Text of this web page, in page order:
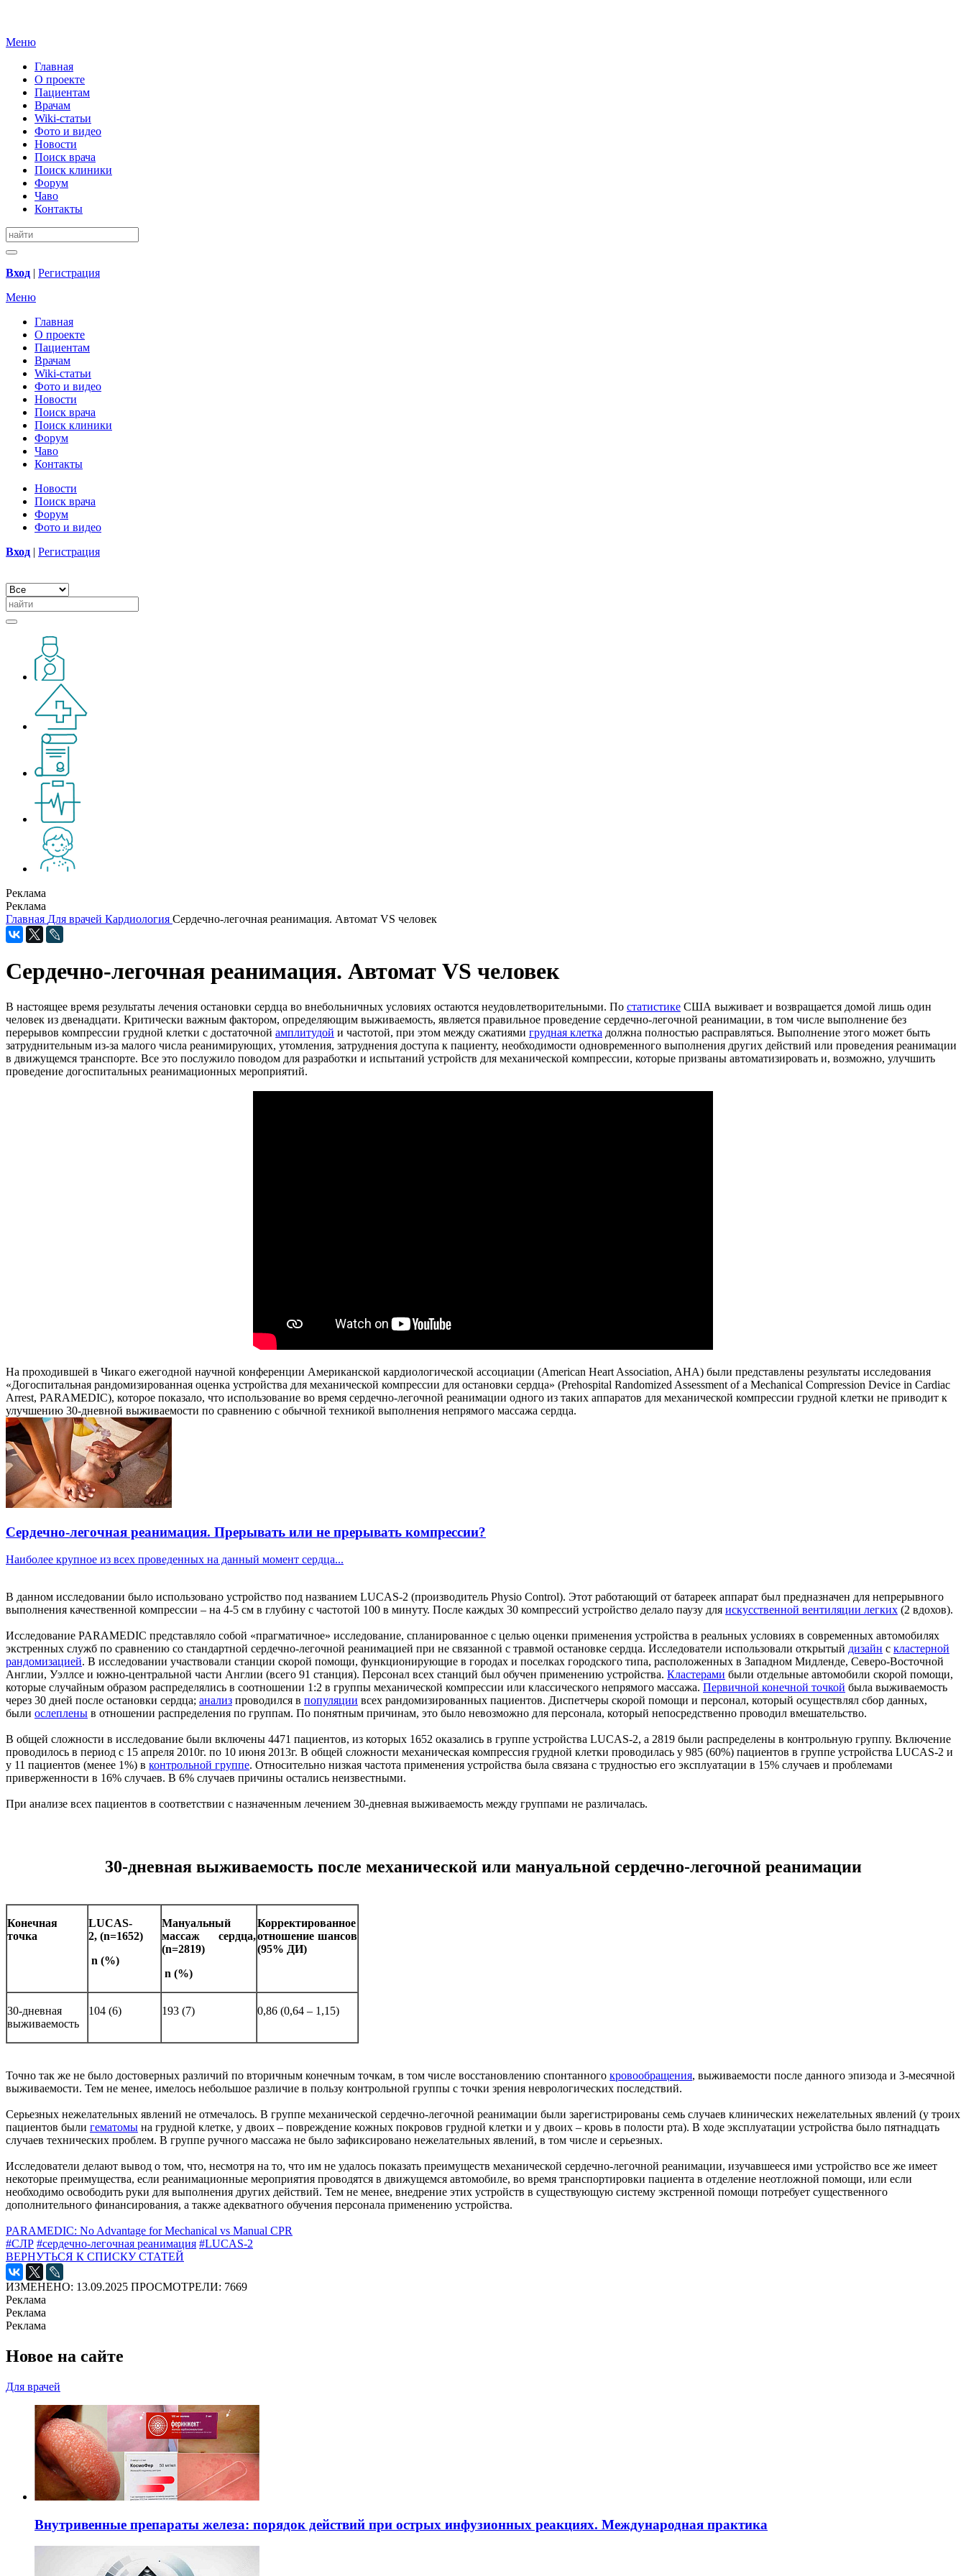
Меню
Главная
О проекте
Пациентам
Врачам
Wiki-статьи
Фото и видео
Новости
Поиск врача
Поиск клиники
Форум
Чаво
Контакты
Вход | Регистрация
Меню
Главная
О проекте
Пациентам
Врачам
Wiki-статьи
Фото и видео
Новости
Поиск врача
Поиск клиники
Форум
Чаво
Контакты
Новости
Поиск врача
Форум
Фото и видео
Вход | Регистрация
Реклама
Реклама
Главная Для врачей Кардиология Сердечно-легочная реанимация. Автомат VS человек
Сердечно-легочная реанимация. Автомат VS человек
В настоящее время результаты лечения остановки сердца во внебольничных условиях остаются неудовлетворительными. По статистике США выживает и возвращается домой лишь один
человек из двенадцати. Критически важным фактором, определяющим выживаемость, является правильное проведение сердечно-легочной реанимации, в том числе выполнение без
перерывов компрессии грудной клетки с достаточной амплитудой и частотой, при этом между сжатиями грудная клетка должна полностью расправляться. Выполнение этого может быть
затруднительным из-за малого числа реанимирующих, утомления, затруднения доступа к пациенту, необходимости одновременного выполнения других действий или проведения реанимации
в движущемся транспорте. Все это послужило поводом для разработки и испытаний устройств для механической компрессии, которые призваны автоматизировать и, возможно, улучшить
проведение догоспитальных реанимационных мероприятий.
На проходившей в Чикаго ежегодной научной конференции Американской кардиологической ассоциации (American Heart Association, AHA) были представлены результаты исследования
«Догоспитальная рандомизированная оценка устройства для механической компрессии для остановки сердца» (Prehospital Randomized Assessment of a Mechanical Compression Device in Cardiac
Arrest, PARAMEDIC), которое показало, что использование во время сердечно-легочной реанимации одного из таких аппаратов для механической компрессии грудной клетки не приводит к
улучшению 30-дневной выживаемости по сравнению с обычной техникой выполнения непрямого массажа сердца.
Сердечно-легочная реанимация. Прерывать или не прерывать компрессии?
Наиболее крупное из всех проведенных на данный момент сердца...
В данном исследовании было использовано устройство под названием LUCAS-2 (производитель Physio Control). Этот работающий от батареек аппарат был предназначен для непрерывного
выполнения качественной компрессии – на 4-5 см в глубину с частотой 100 в минуту. После каждых 30 компрессий устройство делало паузу для искусственной вентиляции легких (2 вдохов).
Исследование PARAMEDIC представляло собой «прагматичное» исследование, спланированное с целью оценки применения устройства в реальных условиях в современных автомобилях
экстренных служб по сравнению со стандартной сердечно-легочной реанимацией при не связанной с травмой остановке сердца. Исследователи использовали открытый дизайн с кластерной
рандомизацией. В исследовании участвовали станции скорой помощи, функционирующие в городах и поселках городского типа, расположенных в Западном Мидленде, Северо-Восточной
Англии, Уэллсе и южно-центральной части Англии (всего 91 станция). Персонал всех станций был обучен применению устройства. Кластерами были отдельные автомобили скорой помощи,
которые случайным образом распределялись в соотношении 1:2 в группы механической компрессии или классического непрямого массажа. Первичной конечной точкой была выживаемость
через 30 дней после остановки сердца; анализ проводился в популяции всех рандомизированных пациентов. Диспетчеры скорой помощи и персонал, который осуществлял сбор данных,
были ослеплены в отношении распределения по группам. По понятным причинам, это было невозможно для персонала, который непосредственно проводил вмешательство.
В общей сложности в исследование были включены 4471 пациентов, из которых 1652 оказались в группе устройства LUCAS-2, а 2819 были распределены в контрольную группу. Включение
проводилось в период с 15 апреля 2010г. по 10 июня 2013г. В общей сложности механическая компрессия грудной клетки проводилась у 985 (60%) пациентов в группе устройства LUCAS-2 и
у 11 пациентов (менее 1%) в контрольной группе. Относительно низкая частота применения устройства была связана с трудностью его эксплуатации в 15% случаев и проблемами
приверженности в 16% случаев. В 6% случаев причины остались неизвестными.
При анализе всех пациентов в соответствии с назначенным лечением 30-дневная выживаемость между группами не различалась.
30-дневная выживаемость после механической или мануальной сердечно-легочной реанимации
Конечная
точка
LUCAS-
2, (n=1652)
n (%)
Мануальный
массаж сердца,
(n=2819)
n (%)
Корректированное
отношение шансов
(95% ДИ)
30-дневная
выживаемость
104 (6) 193 (7) 0,86 (0,64 – 1,15)
Точно так же не было достоверных различий по вторичным конечным точкам, в том числе восстановлению спонтанного кровообращения, выживаемости после данного эпизода и 3-месячной
выживаемости. Тем не менее, имелось небольшое различие в пользу контрольной группы с точки зрения неврологических последствий.
Серьезных нежелательных явлений не отмечалось. В группе механической сердечно-легочной реанимации были зарегистрированы семь случаев клинических нежелательных явлений (у троих
пациентов были гематомы на грудной клетке, у двоих – повреждение кожных покровов грудной клетки и у двоих – кровь в полости рта). В ходе эксплуатации устройства было пятнадцать
случаев технических проблем. В группе ручного массажа не было зафиксировано нежелательных явлений, в том числе и серьезных.
Исследователи делают вывод о том, что, несмотря на то, что им не удалось показать преимуществ механической сердечно-легочной реанимации, изучавшееся ими устройство все же имеет
некоторые преимущества, если реанимационные мероприятия проводятся в движущемся автомобиле, во время транспортировки пациента в отделение неотложной помощи, или если
необходимо освободить руки для выполнения других действий. Тем не менее, внедрение этих устройств в существующую систему экстренной помощи потребует существенного
дополнительного финансирования, а также адекватного обучения персонала применению устройства.
PARAMEDIC: No Advantage for Mechanical vs Manual CPR
#СЛР #сердечно-легочная реанимация #LUCAS-2
ВЕРНУТЬСЯ К СПИСКУ СТАТЕЙ
ИЗМЕНЕНО: 13.09.2025 ПРОСМОТРЕЛИ: 7669
Реклама
Реклама
Реклама
Новое на сайте
Для врачей
Внутривенные препараты железа: порядок действий при острых инфузионных реакциях. Международная практика